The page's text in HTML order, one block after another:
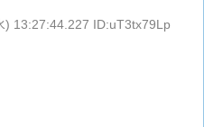
) 13:27:44.227 ID:uT3tx79Lp